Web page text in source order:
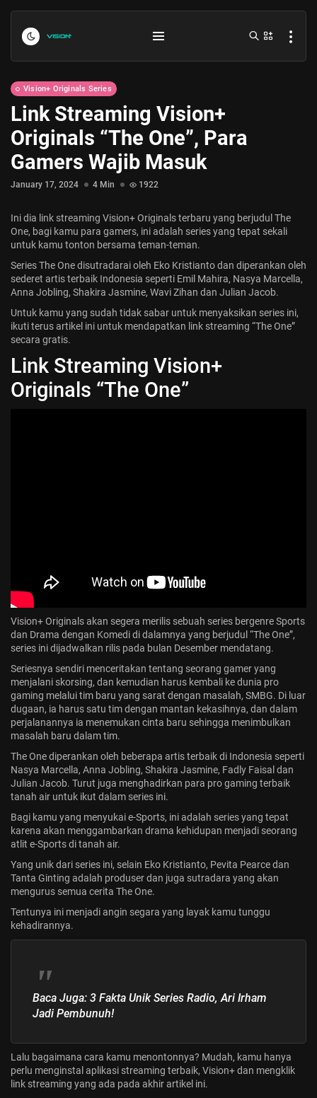
July 27, 2026 4 Min
Formula 1 Hungarian Grand Prix...
July 23, 2026 4 Min
Jadwal ASEAN Hyundai Cup 2026...
Vision+ Originals Series
Link Streaming Vision+
Originals “The One”, Para
Gamers Wajib Masuk
January 17, 2024 4 Min 1922
Ini dia link streaming Vision+ Originals terbaru yang berjudul The
One, bagi kamu para gamers, ini adalah series yang tepat sekali
untuk kamu tonton bersama teman-teman.
SeriesThe Onedisutradarai oleh Eko Kristianto dan diperankan oleh
sederet artis terbaik Indonesia seperti Emil Mahira, Nasya Marcella,
Anna Jobling, Shakira Jasmine, Wavi Zihan dan Julian Jacob.
Untuk kamu yang sudah tidak sabar untuk menyaksikan series ini,
ikuti terus artikel ini untuk mendapatkan link streaming “The One”
secara gratis.
Link Streaming Vision+
Originals “The One”
Vision+ Originalsakan segera merilis sebuah series bergenre Sports
dan Drama dengan Komedi di dalamnya yang berjudul “The One”,
series ini dijadwalkan rilis pada bulan Desember mendatang.
Seriesnya sendiri menceritakan tentang seorang gamer yang
menjalani skorsing, dan kemudian harus kembali ke dunia pro
gaming melalui tim baru yang sarat dengan masalah, SMBG. Di luar
dugaan, ia harus satu tim dengan mantan kekasihnya, dan dalam
perjalanannya ia menemukan cinta baru sehingga menimbulkan
masalah baru dalam tim.
The One diperankan oleh beberapa artis terbaik di Indonesia seperti
Nasya Marcella, Anna Jobling, Shakira Jasmine, Fadly Faisal dan
Julian Jacob. Turut juga menghadirkan para pro gaming terbaik
tanah air untuk ikut dalam series ini.
Bagi kamu yang menyukai e-Sports, ini adalah series yang tepat
karena akan menggambarkan drama kehidupan menjadi seorang
atlit e-Sports di tanah air.
Yang unik dari series ini, selain Eko Kristianto, Pevita Pearce dan
Tanta Ginting adalah produser dan juga sutradara yang akan
mengurus semua cerita The One.
Tentunya ini menjadi angin segara yang layak kamu tunggu
kehadirannya.
Baca Juga: 3 Fakta Unik Series Radio, Ari Irham
Jadi Pembunuh!
Lalu bagaimana cara kamu menontonnya? Mudah, kamu hanya
perlu menginstal aplikasi streaming terbaik, Vision+ dan mengklik
link streaming yang ada pada akhir artikel ini.